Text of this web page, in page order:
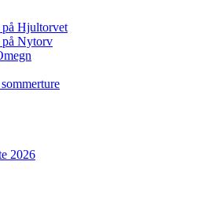
på Hjultorvet
på Nytorv
2026